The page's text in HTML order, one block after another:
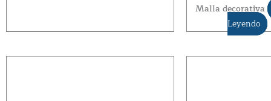
Malla decorativa
Leyendo